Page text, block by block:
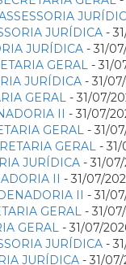
JURÍDICA -
JURÍDICA - 31/
GERAL - 31/
JURÍDICA - 31/
GERAL - 31/07/
II - 31/07/
GERAL - 31/
GERAL -
JURÍDICA - 31/
II - 31/07/
II - 31/
GERAL - 31/
GERAL - 31/07/
JURÍDICA -
JURÍDICA - 31/